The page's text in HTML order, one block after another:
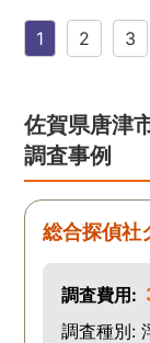
言えないで
依頼させて
た。 調査も
得るべく、
密に連絡を
ら、丁寧に
きました。
も、不安で
1 2 3
佐賀県唐津
調査事例
総合探偵社
調査費用:
調査種別: